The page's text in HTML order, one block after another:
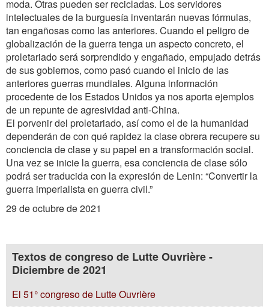
moda. Otras pueden ser recicladas. Los servidores
intelectuales de la burguesía inventarán nuevas fórmulas,
tan engañosas como las anteriores. Cuando el peligro de
globalización de la guerra tenga un aspecto concreto, el
proletariado será sorprendido y engañado, empujado detrás
de sus gobiernos, como pasó cuando el inicio de las
anteriores guerras mundiales. Alguna información
procedente de los Estados Unidos ya nos aporta ejemplos
de un repunte de agresividad anti-China.
El porvenir del proletariado, así como el de la humanidad
dependerán de con qué rapidez la clase obrera recupere su
conciencia de clase y su papel en a transformación social.
Una vez se inicie la guerra, esa conciencia de clase sólo
podrá ser traducida con la expresión de Lenin: “Convertir la
guerra imperialista en guerra civil.”
29 de octubre de 2021
Textos de congreso de Lutte Ouvrière -
Diciembre de 2021
El 51° congreso de Lutte Ouvrière